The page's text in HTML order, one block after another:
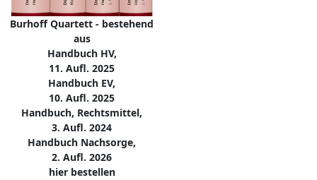
Burhoff Quartett - bestehend
aus
Handbuch HV,
11. Aufl. 2025
Handbuch EV,
10. Aufl. 2025
Handbuch, Rechtsmittel,
3. Aufl. 2024
Handbuch Nachsorge,
2. Aufl. 2026
hier bestellen